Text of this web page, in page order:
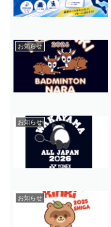
お知らせ
お知らせ
お知らせ